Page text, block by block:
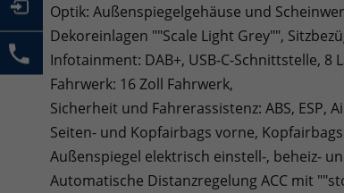
Optik: Außenspiegelgehäuse und
Dekoreinlagen ""Scale Light Grey"",
Infotainment: DAB+, USB-C-Schnittstelle,
Fahrwerk: 16 Zoll Fahrwerk,
Sicherheit und Fahrerassistenz: ABS,
Seiten- und Kopfairbags vorne,
Außenspiegel elektrisch einstell-, beheiz-
Automatische Distanzregelung ACC mit